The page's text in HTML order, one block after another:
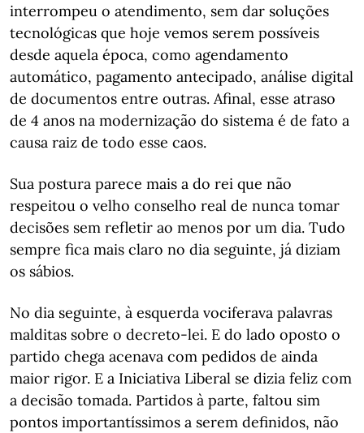
interrompeu o atendimento, sem dar soluções
tecnológicas que hoje vemos serem possíveis
desde aquela época, como agendamento
automático, pagamento antecipado, análise digital
de documentos entre outras. Afinal, esse atraso
de 4 anos na modernização do sistema é de fato a
causa raiz de todo esse caos.
Sua postura parece mais a do rei que não
respeitou o velho conselho real de nunca tomar
decisões sem refletir ao menos por um dia. Tudo
sempre fica mais claro no dia seguinte, já diziam
os sábios.
No dia seguinte, à esquerda vociferava palavras
malditas sobre o decreto-lei. E do lado oposto o
partido chega acenava com pedidos de ainda
maior rigor. E a Iniciativa Liberal se dizia feliz com
a decisão tomada. Partidos à parte, faltou sim
pontos importantíssimos a serem definidos, não